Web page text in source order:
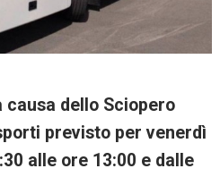
causa dello Sciopero
previsto per venerdì
alle ore 13:00 e dalle